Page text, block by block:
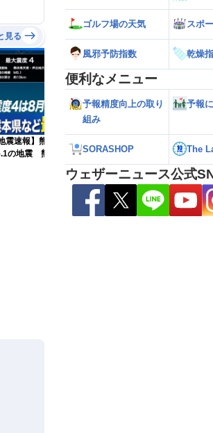
見る
地震速報】熊本県天草･芦北地方で
の地震 熊本県や長崎県、鹿児島県
【雨情報】関東
日中は再び雨降り
ゴルフ場の天気 スポ
風邪予防指数 乾燥
便利なメニュー
予報精度向上の取り
組み
予報
SORASHOP The
ウェザーニュース公式